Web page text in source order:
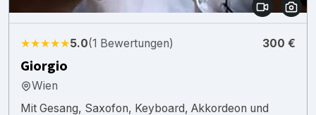
★★★★★5.0(1 Bewertungen) 300 €
Giorgio
Wien
Mit Gesang, Saxofon, Keyboard, Akkordeon und